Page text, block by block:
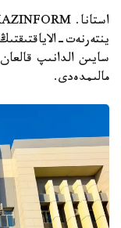
ينتەرنەت-
سايىن الدانىپ
مالىمدەدى.